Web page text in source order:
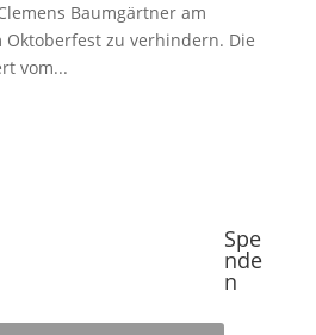
Baumgärtner am
Oktoberfest zu verhindern. Die
vom...
Spe
nde
n